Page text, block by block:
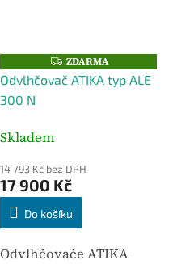
Z
D
A
ZDARMA
Odvlhčovač ATIKA typ ALE
300 N
Skladem
14 793 Kč bez DPH
17 900 Kč
Do košíku
Odvlhčovače ATIKA